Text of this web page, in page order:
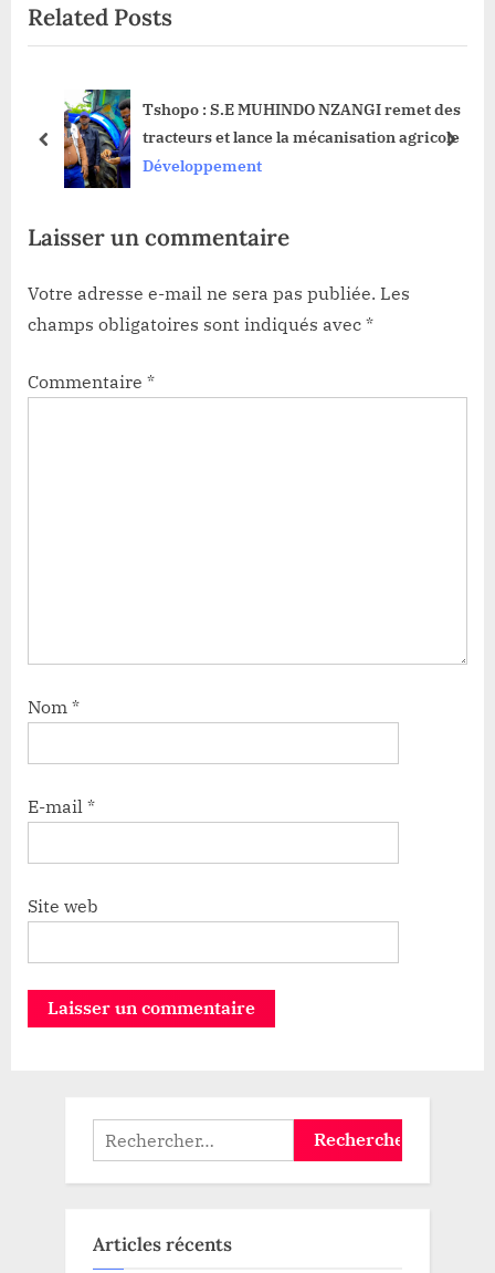
P
o
:
P
o
Related Posts
Tshopo : S.E MUHINDO NZANGI remet des
tracteurs et lance la mécanisation agricole
Développement
prev next
Laisser un commentaire
Votre adresse e-mail ne sera pas publiée. Les
champs obligatoires sont indiqués avec *
Commentaire *
Nom *
E-mail *
Site web
Rechercher :
Articles récents